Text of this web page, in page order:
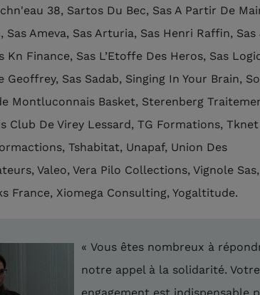
38, Sartos Du Bec, Sas A Partir De
Sas Ameva, Sas Arturia, Sas Henri Raffin, Sas
Kn Finance, Sas L’Etoffe Des Heros, Sas
Geoffrey, Sas Sadab, Singing In Your Brain,
Montluconnais Basket, Sterenberg
Club De Virey Lessard, TG Formations,
Tshabitat, Unapaf, Union Des
Valeo, Vera Pilo Collections, Vignole
France, Xiomega Consulting, Yogaltitude.
« Vous êtes nombreux à
notre appel à la solidarité. Votre
engagement est indispensable